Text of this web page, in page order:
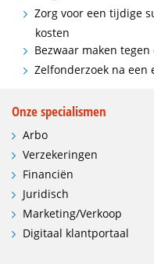
Zorg voor een tijdige
kosten
Bezwaar maken
Zelfonderzoek na
Onze specialismen
Arbo
Verzekeringen
Financiën
Juridisch
Marketing/Verkoop
Digitaal klantportaal